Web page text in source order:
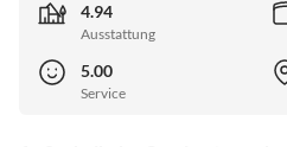
4.94
Ausstattung
5.00
Service